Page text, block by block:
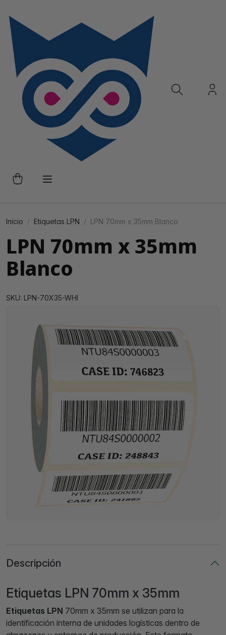
Inicio Etiquetas LPN LPN 70mm x 35mm Blanco
LPN 70mm x 35mm
Blanco
SKU: LPN-70X35-WHI
Descripción
Etiquetas LPN 70mm x 35mm
Etiquetas LPN 70mm x 35mm se utilizan para la
identificación interna de unidades logísticas dentro de